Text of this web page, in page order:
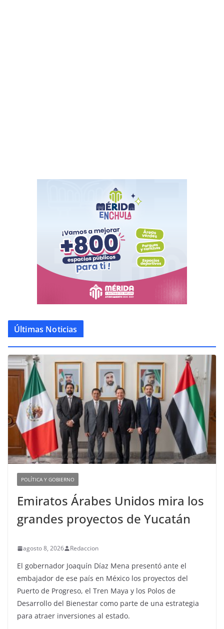
Últimas Noticias
POLÍTICA Y GOBIERNO
Emiratos Árabes Unidos mira los
grandes proyectos de Yucatán
agosto 8, 2026 Redaccion
El gobernador Joaquín Díaz Mena presentó ante el
embajador de ese país en México los proyectos del
Puerto de Progreso, el Tren Maya y los Polos de
Desarrollo del Bienestar como parte de una estrategia
para atraer inversiones al estado.